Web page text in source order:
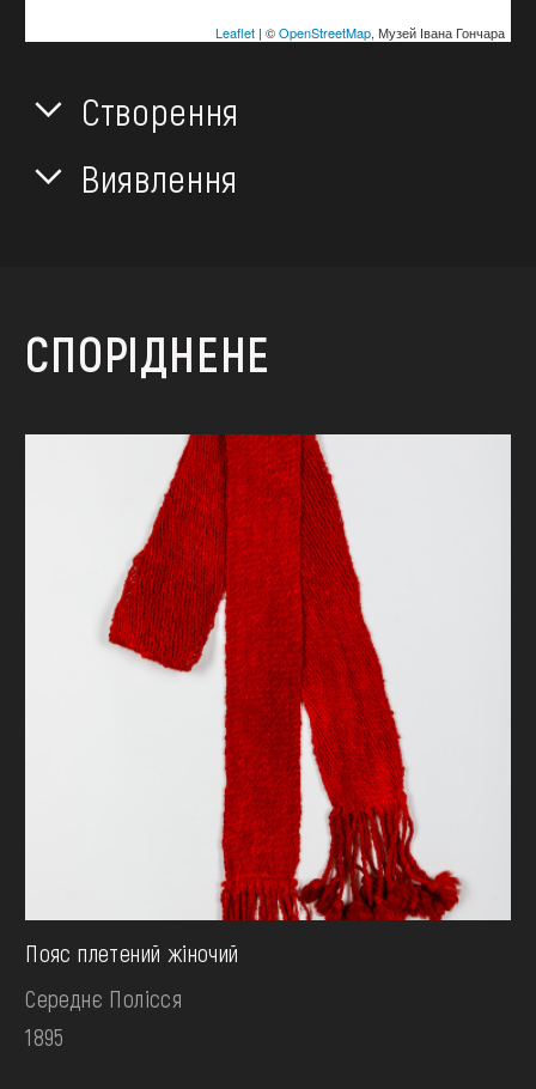
Leaflet| ©OpenStreetMap, Музей Івана Гончара
Створення
Виявлення
СПОРІДНЕНЕ
Пояс плетений жіночий
Середнє Полісся
1895